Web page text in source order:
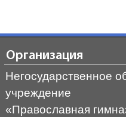
Организация
Негосударственное
учреждение
«Православная